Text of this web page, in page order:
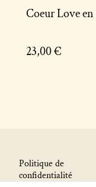
Coeur Love
23,00 €
Politique de
confidentialité